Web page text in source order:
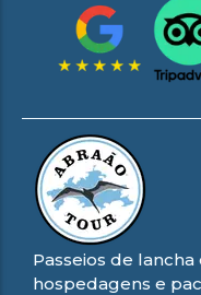
Passeios de
hospedagens e